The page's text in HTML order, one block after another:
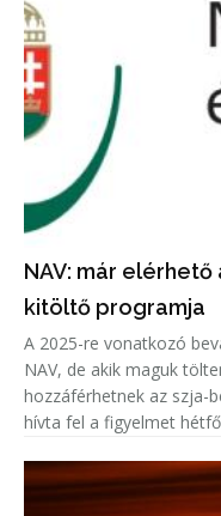
NAV: már
kitöltő programja
A 2025-re vonatkozó
NAV, de akik maguk
hozzáférhetnek az szja-
hívta fel a figyelmet